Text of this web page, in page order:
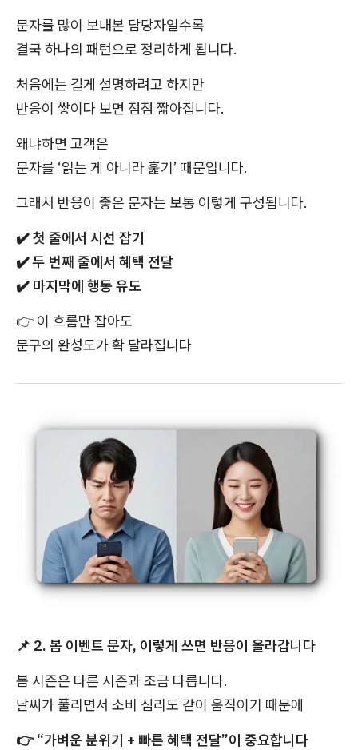
문자를 많이 보내본 담당자일수록
결국 하나의 패턴으로 정리하게 됩니다.
처음에는 길게 설명하려고 하지만
반응이 쌓이다 보면 점점 짧아집니다.
왜냐하면 고객은
문자를 ‘읽는 게 아니라 훑기’ 때문입니다.
그래서 반응이 좋은 문자는 보통 이렇게 구성됩니다.
✔️첫 줄에서 시선 잡기
✔️두 번째 줄에서 혜택 전달
✔️ 마지막에 행동 유도
👉 이 흐름만 잡아도
문구의 완성도가 확 달라집니다
📌 2. 봄 이벤트 문자, 이렇게 쓰면 반응이 올라갑니다
봄 시즌은 다른 시즌과 조금 다릅니다.
날씨가 풀리면서 소비 심리도 같이 움직이기 때문에
👉“가벼운 분위기 + 빠른 혜택 전달”이 중요합니다